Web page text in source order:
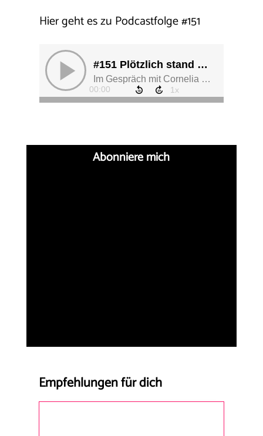
Hier geht es zu Podcastfolge#151
Abonniere mich
Empfehlungen für dich